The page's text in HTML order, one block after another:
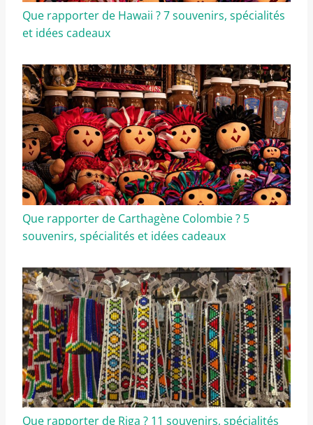
Que rapporter de Hawaii ? 7 souvenirs, spécialités
et idées cadeaux
Que rapporter de Carthagène Colombie ? 5
souvenirs, spécialités et idées cadeaux
Que rapporter de Riga ? 11 souvenirs, spécialités